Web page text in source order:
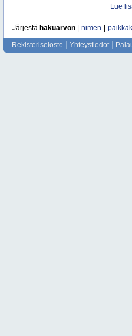
Lue
Järjestä hakuarvon nimen
Rekisteriseloste Yhteystiedot